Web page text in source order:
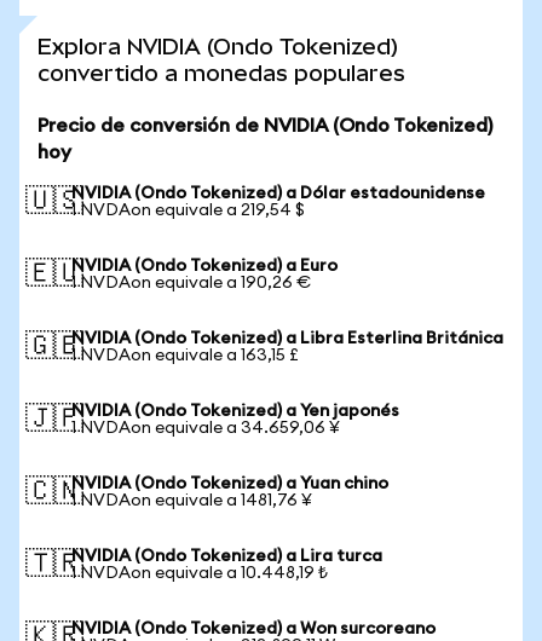
Explora NVIDIA (Ondo Tokenized)
convertido a monedas populares
Precio de conversión de NVIDIA (Ondo Tokenized)
hoy
🇺🇸NVIDIA (Ondo Tokenized) a Dólar estadounidense
1 NVDAon equivale a 219,54 $
🇪🇺NVIDIA (Ondo Tokenized) a Euro
1 NVDAon equivale a 190,26 €
🇬🇧NVIDIA (Ondo Tokenized) a Libra Esterlina Británica
1 NVDAon equivale a 163,15 £
🇯🇵NVIDIA (Ondo Tokenized) a Yen japonés
1 NVDAon equivale a 34.659,06 ¥
🇨🇳NVIDIA (Ondo Tokenized) a Yuan chino
1 NVDAon equivale a 1481,76 ¥
🇹🇷NVIDIA (Ondo Tokenized) a Lira turca
1 NVDAon equivale a 10.448,19 ₺
NVIDIA (Ondo Tokenized) a Won surcoreano